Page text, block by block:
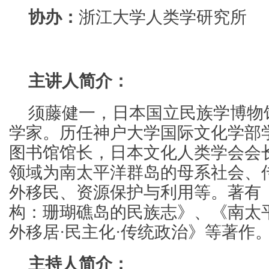
协办： 浙江大学人类学研究所
主讲人简介：
须藤健一，日本国立民族学博
学家。历任神户大学国际文化学部
图书馆馆长，日本文化人类学会会
领域为南太平洋群岛的母系社会、
外移民、资源保护与利用等。著有
构：珊瑚礁岛的民族志》、《南太
外移居·民主化·传统政治》等著作
主持人简介：